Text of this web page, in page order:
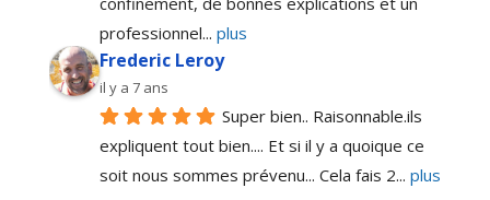
professionnel... plus
Frederic Leroy
il y a 7 ans
Super bien.. Raisonnable.ils
expliquent tout bien.... Et si il y a quoique ce
soit nous sommes prévenu... Cela fais 2... plus